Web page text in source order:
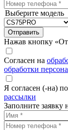
Выберите модель
Отправить
Нажав кнопку
Согласен на
обработки
Я согласен (-на)
рассылки
Заполните заявку